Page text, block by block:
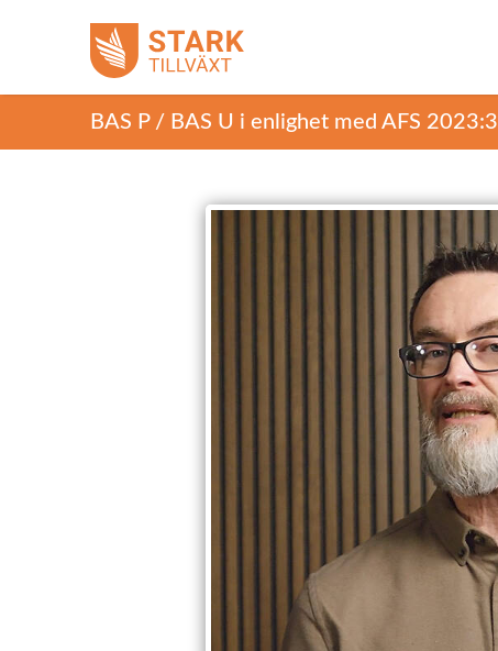
BAS P / BAS U i enlighet med AFS 2023:3